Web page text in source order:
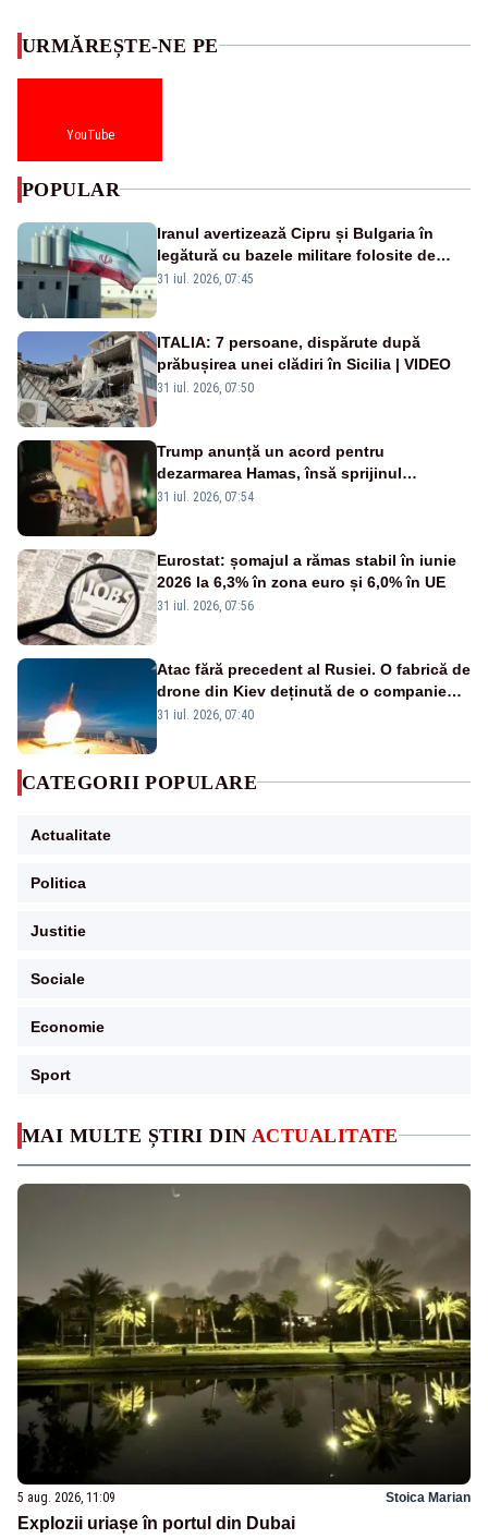
MAI MULTE ȘTIRI DIN ACTUALITATE
5 aug. 2026, 11:09 Stoica Marian
Explozii uriașe în portul din Dubai
URMĂREȘTE-NE PE
YouTube
POPULAR
Iranul avertizează Cipru și Bulgaria în
legătură cu bazele militare folosite de
SUA
31 iul. 2026, 07:45
ITALIA: 7 persoane, dispărute după
prăbușirea unei clădiri în Sicilia | VIDEO
31 iul. 2026, 07:50
Trump anunță un acord pentru
dezarmarea Hamas, însă sprijinul
Israelului rămâne incert
31 iul. 2026, 07:54
Eurostat: șomajul a rămas stabil în iunie
2026 la 6,3% în zona euro și 6,0% în UE
31 iul. 2026, 07:56
Atac fără precedent al Rusiei. O fabrică de
drone din Kiev deținută de o companie
americană, distrusă de o rachetă
31 iul. 2026, 07:40
CATEGORII POPULARE
Actualitate
Politica
Justitie
Sociale
Economie
Sport